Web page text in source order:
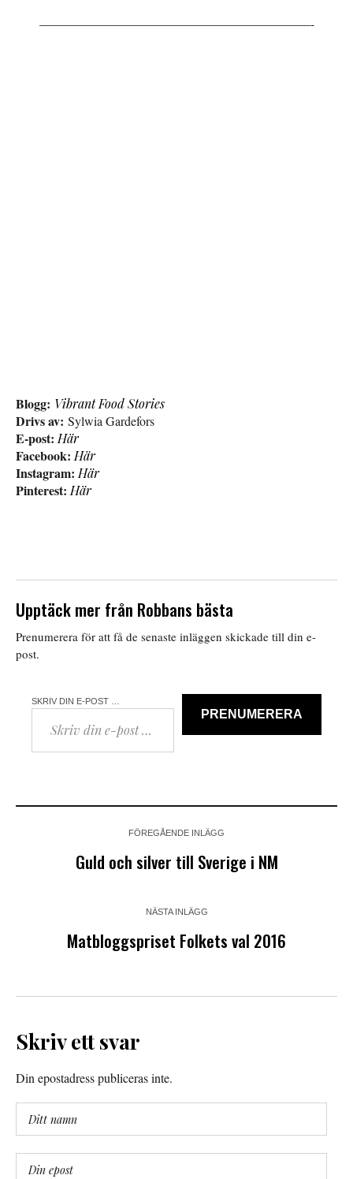
—————————————————————–-
Blogg: Vibrant Food Stories
Drivs av: Sylwia Gardefors
E-post:Här
Facebook: Här
Instagram:Här
Pinterest: Här
Upptäck mer från Robbans bästa
Prenumerera för att få de senaste inläggen skickade till din e-
post.
SKRIV DIN E-POST …
PRENUMERERA
FÖREGÅENDE INLÄGG
Guld och silver till Sverige i NM
NÄSTA INLÄGG
Matbloggspriset Folkets val 2016
Skriv ett svar
Din epostadress publiceras inte.